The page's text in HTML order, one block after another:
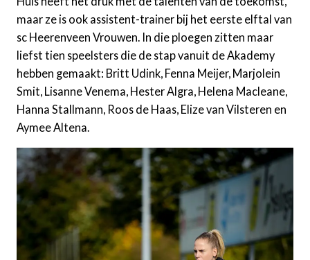
maar ze is ook assistent-trainer bij het eerste elftal van
sc Heerenveen Vrouwen. In die ploegen zitten maar
liefst tien speelsters die de stap vanuit de Akademy
hebben gemaakt: Britt Udink, Fenna Meijer, Marjolein
Smit, Lisanne Venema, Hester Algra, Helena Macleane,
Hanna Stallmann, Roos de Haas, Elize van Vilsteren en
Aymee Altena.